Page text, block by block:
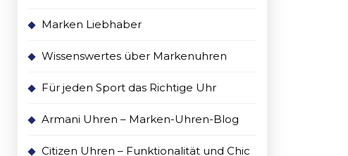
Marken Liebhaber
Wissenswertes über Markenuhren
Für jeden Sport das Richtige Uhr
Armani Uhren – Marken-Uhren-Blog
Citizen Uhren – Funktionalität und Chic